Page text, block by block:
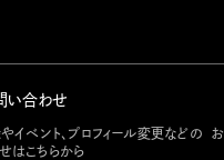
い合わせ
イベント、プロフィール変更などの お
はこちらから